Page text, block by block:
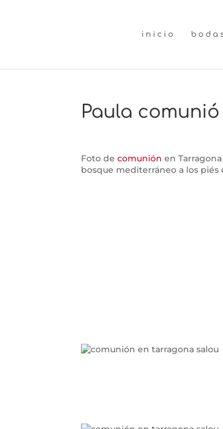
inicio
Paula comunió
Foto decomunión en
bosque mediterráneo a los piés